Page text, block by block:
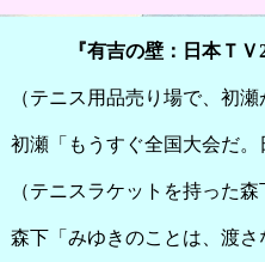
『有吉の壁：日本ＴＶ
（テニス用品売り場で、初瀬
初瀬「もうすぐ全国大会だ。
（テニスラケットを持った森
森下「みゆきのことは、渡さ